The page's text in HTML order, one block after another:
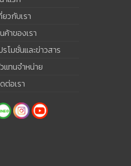
ยวกับเรา
ค้าของเรา
รโมชั่นและข่าวสาร
แทนจำหน่าย
ต่อเรา